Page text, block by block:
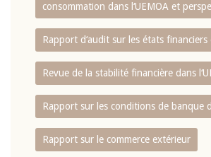
consommation dans l‘UEMOA et
Rapport d‘audit sur les états financiers
Revue de la stabilité financière dans
Rapport sur les conditions de banque
Rapport sur le commerce extérieur